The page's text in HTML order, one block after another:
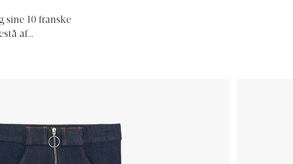
sine 10 franske
af…